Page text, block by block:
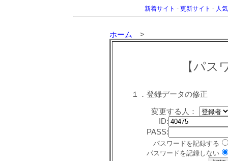
新着サイト - 更新サイト - 人
ホーム >
【パス
１．登録データの修正
変更する人：
ID:
PASS:
パスワードを記録する
パスワードを記録しない